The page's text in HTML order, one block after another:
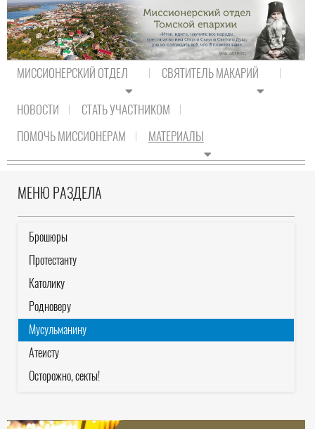
МИССИОНЕРСКИЙ ОТДЕЛ СВЯТИТЕЛЬ МАКАРИЙ
НОВОСТИ
СТАТЬ УЧАСТНИКОМ
ПОМОЧЬ МИССИОНЕРАМ
МАТЕРИАЛЫ
МУСУЛЬМАНИНУ
МЕНЮ РАЗДЕЛА
Брошюры
Протестанту
Католику
Родноверу
Мусульманину
Атеисту
Осторожно, секты!